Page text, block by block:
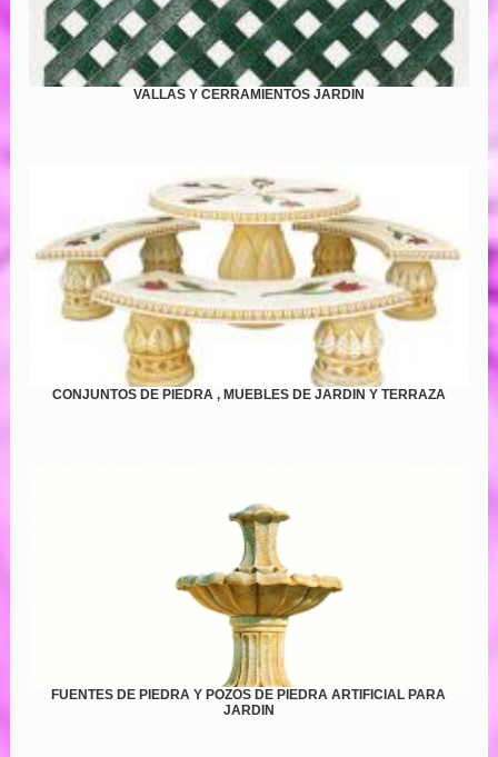
VALLAS Y CERRAMIENTOS JARDIN
CONJUNTOS DE PIEDRA , MUEBLES DE JARDIN Y TERRAZA
FUENTES DE PIEDRA Y POZOS DE PIEDRA ARTIFICIAL PARA
JARDIN